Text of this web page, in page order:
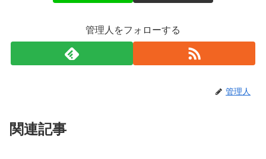
管理人をフォローする
管理人
関連記事